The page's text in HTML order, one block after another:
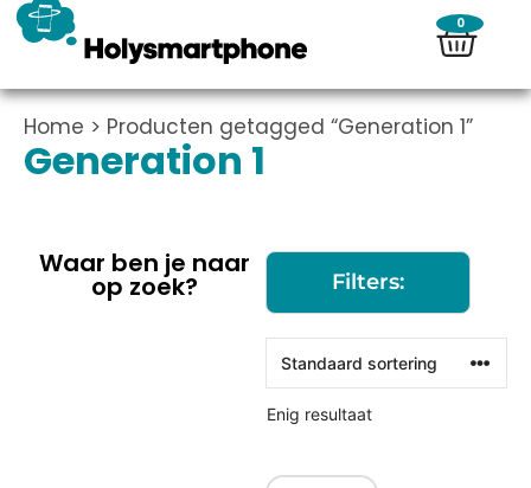
0
Home > Producten getagged “Generation 1”
Generation 1
Waar ben je naar
op zoek? Filters:
Enig resultaat